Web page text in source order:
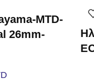
MTD-
26mm-